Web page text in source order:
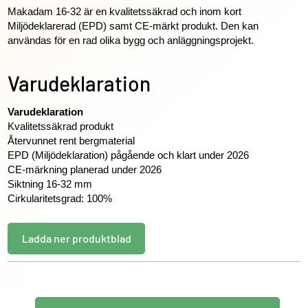
Makadam 16-32 är en kvalitetssäkrad och inom kort
Miljödeklarerad (EPD) samt CE-märkt produkt. Den kan
användas för en rad olika bygg och anläggningsprojekt.
Varudeklaration
Varudeklaration
Kvalitetssäkrad produkt
Återvunnet rent bergmaterial
EPD (Miljödeklaration) pågående och klart under 2026
CE-märkning planerad under 2026
Siktning 16-32 mm
Cirkularitetsgrad: 100%
Ladda ner produktblad